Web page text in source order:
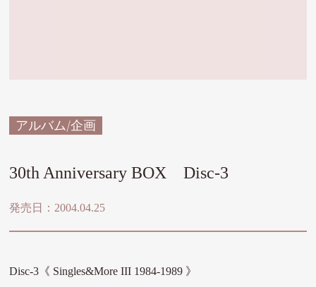
アルバム/企画
30th Anniversary BOX Disc-3
発売日：2004.04.25
Disc-3 《 Singles&More III 1984-1989 》